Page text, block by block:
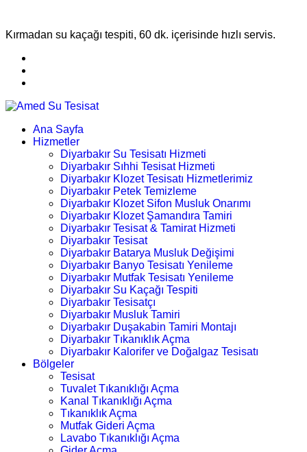
Kırmadan su kaçağı tespiti, 60 dk. içerisinde hızlı servis.
Ana Sayfa
Hizmetler
Diyarbakır Su Tesisatı Hizmeti
Diyarbakır Sıhhi Tesisat Hizmeti
Diyarbakır Klozet Tesisatı Hizmetlerimiz
Diyarbakır Petek Temizleme
Diyarbakır Klozet Sifon Musluk Onarımı
Diyarbakır Klozet Şamandıra Tamiri
Diyarbakır Tesisat & Tamirat Hizmeti
Diyarbakır Tesisat
Diyarbakır Batarya Musluk Değişimi
Diyarbakır Banyo Tesisatı Yenileme
Diyarbakır Mutfak Tesisatı Yenileme
Diyarbakır Su Kaçağı Tespiti
Diyarbakır Tesisatçı
Diyarbakır Musluk Tamiri
Diyarbakır Duşakabin Tamiri Montajı
Diyarbakır Tıkanıklık Açma
Diyarbakır Kalorifer ve Doğalgaz Tesisatı
Bölgeler
Tesisat
Tuvalet Tıkanıklığı Açma
Kanal Tıkanıklığı Açma
Tıkanıklık Açma
Mutfak Gideri Açma
Lavabo Tıkanıklığı Açma